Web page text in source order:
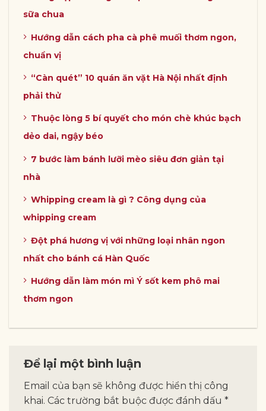
sữa chua
Hướng dẫn cách pha cà phê muối thơm ngon,
chuẩn vị
“Càn quét” 10 quán ăn vặt Hà Nội nhất định
phải thử
Thuộc lòng 5 bí quyết cho món chè khúc bạch
dẻo dai, ngậy béo
7 bước làm bánh lưỡi mèo siêu đơn giản tại
nhà
Whipping cream là gì ? Công dụng của
whipping cream
Đột phá hương vị với những loại nhân ngon
nhất cho bánh cá Hàn Quốc
Hướng dẫn làm món mì Ý sốt kem phô mai
thơm ngon
Để lại một bình luận
Email của bạn sẽ không được hiển thị công
khai. Các trường bắt buộc được đánh dấu *